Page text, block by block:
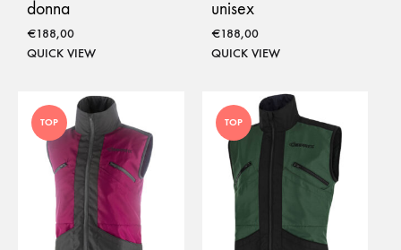
donna
€188,00
QUICK VIEW
unisex
€188,00
QUICK VIEW
TOP TOP